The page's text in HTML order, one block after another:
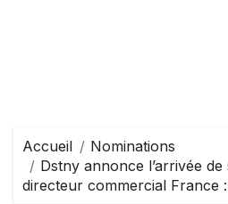
Accueil
Nominations
Dstny annonce l’arrivée
directeur commercial France